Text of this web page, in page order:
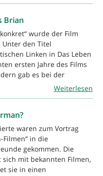
Brian
wurde der Film
Unter den Titel
Linken in Das Leben
ersten Jahre des Films
gab es bei der
Weiterlesen
waren zum Vortrag
Filmen“ in die
gekommen. Die
sich mit bekannten Filmen,
sie in einen